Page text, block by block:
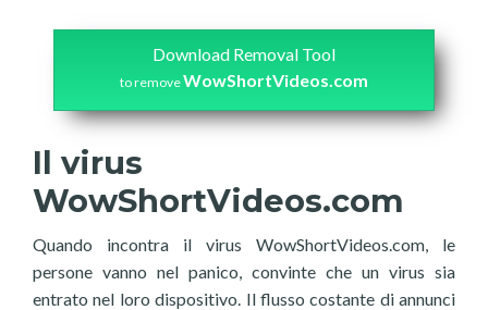
Download Removal Tool
to removeWowShortVideos.com
Il virus
WowShortVideos.com
Quando incontra il virus WowShortVideos.com, le
persone vanno nel panico, convinte che un virus sia
entrato nel loro dispositivo. Il flusso costante di annunci